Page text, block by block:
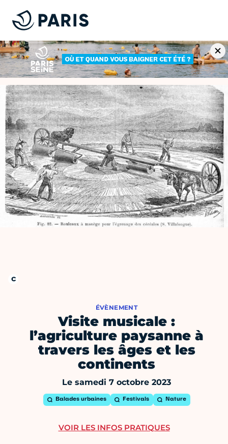
ÉVÈNEMENT
Visite musicale :
l’agriculture paysanne à
travers les âges et les
continents
Le samedi 7 octobre 2023
Balades urbaines Festivals Nature
VOIR LES INFOS PRATIQUES